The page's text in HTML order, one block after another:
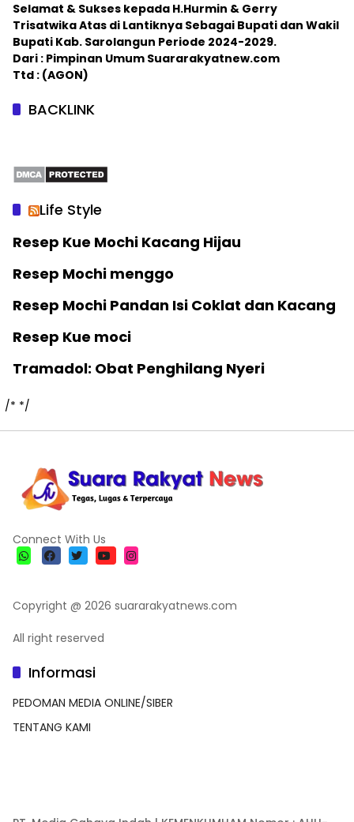
Selamat & Sukses kepada H.Hurmin & Gerry
Trisatwika Atas di Lantiknya Sebagai Bupati dan Wakil
Bupati Kab. Sarolangun Periode 2024-2029.
Dari : Pimpinan Umum Suararakyatnew.com
Ttd : (AGON)
BACKLINK
Life Style
Resep Kue Mochi Kacang Hijau
Resep Mochi menggo
Resep Mochi Pandan Isi Coklat dan Kacang
Resep Kue moci
Tramadol: Obat Penghilang Nyeri
/* */
Connect With Us
Copyright @ 2026 suararakyatnews.com
All right reserved
Informasi
PEDOMAN MEDIA ONLINE/SIBER
TENTANG KAMI